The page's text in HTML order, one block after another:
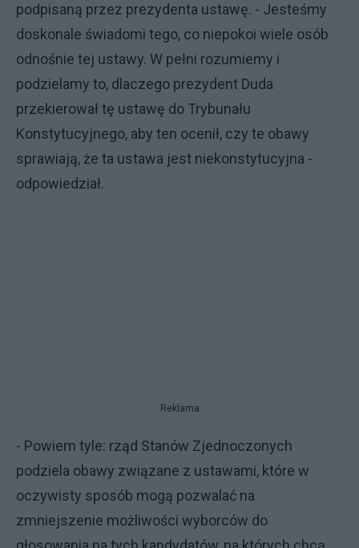
podpisaną przez prezydenta ustawę. - Jesteśmy
doskonale świadomi tego, co niepokoi wiele osób
odnośnie tej ustawy. W pełni rozumiemy i
podzielamy to, dlaczego prezydent Duda
przekierował tę ustawę do Trybunału
Konstytucyjnego, aby ten ocenił, czy te obawy
sprawiają, że ta ustawa jest niekonstytucyjna -
odpowiedział.
Reklama
- Powiem tyle: rząd Stanów Zjednoczonych
podziela obawy związane z ustawami, które w
oczywisty sposób mogą pozwalać na
zmniejszenie możliwości wyborców do